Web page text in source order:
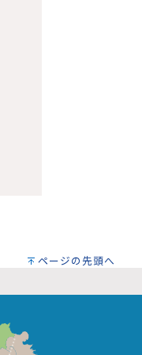
ページの先頭へ